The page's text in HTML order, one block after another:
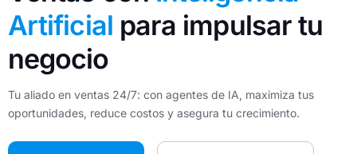
Artificial para impulsar tu
negocio
Tu aliado en ventas 24/7: con agentes de IA, maximiza tus
oportunidades, reduce costos y asegura tu crecimiento.